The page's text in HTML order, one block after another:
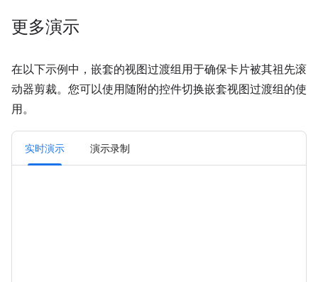
更多演示
在以下示例中，嵌套的视图过渡组用于确保卡片被其祖先滚
动器剪裁。您可以使用随附的控件切换嵌套视图过渡组的使
用。
实时演示 演示录制